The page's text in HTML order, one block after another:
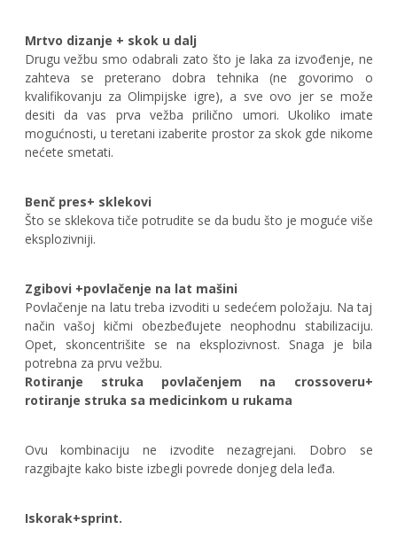
Mrtvo dizanje + skok u dalj
Drugu vežbu smo odabrali zato što je laka za izvođenje, ne
zahteva se preterano dobra tehnika (ne govorimo o
kvalifikovanju za Olimpijske igre), a sve ovo jer se može
desiti da vas prva vežba prilično umori. Ukoliko imate
mogućnosti, u teretani izaberite prostor za skok gde nikome
nećete smetati.
Benč pres+ sklekovi
Što se sklekova tiče potrudite se da budu što je moguće više
eksplozivniji.
Zgibovi +povlačenje na lat mašini
Povlačenje na latu treba izvoditi u sedećem položaju. Na taj
način vašoj kičmi obezbeđujete neophodnu stabilizaciju.
Opet, skoncentrišite se na eksplozivnost. Snaga je bila
potrebna za prvu vežbu.
Rotiranje struka povlačenjem na crossoveru+
rotiranje struka sa medicinkom u rukama
Ovu kombinaciju ne izvodite nezagrejani. Dobro se
razgibajte kako biste izbegli povrede donjeg dela leđa.
Iskorak+sprint.